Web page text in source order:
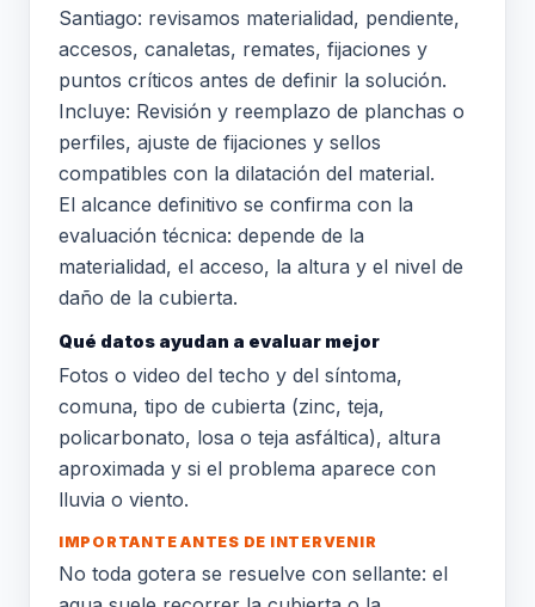
Santiago: revisamos materialidad, pendiente,
accesos, canaletas, remates, fijaciones y
puntos críticos antes de definir la solución.
Incluye: Revisión y reemplazo de planchas o
perfiles, ajuste de fijaciones y sellos
compatibles con la dilatación del material.
El alcance definitivo se confirma con la
evaluación técnica: depende de la
materialidad, el acceso, la altura y el nivel de
daño de la cubierta.
Qué datos ayudan a evaluar mejor
Fotos o video del techo y del síntoma,
comuna, tipo de cubierta (zinc, teja,
policarbonato, losa o teja asfáltica), altura
aproximada y si el problema aparece con
lluvia o viento.
IMPORTANTE ANTES DE INTERVENIR
No toda gotera se resuelve con sellante: el